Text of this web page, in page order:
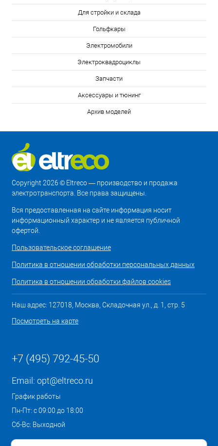
Для стройки и склада
Гольфкары
Электромобили
Электроквадроциклы
Запчасти
Аксессуары и тюнинг
Архив моделей
Copyright 2026 © Eltreco — производство и продажа
электротранспорта. Все права защищены.
Вся предоставленная на сайте информация носит
информационный характер и не является публичной
офертой.
Пользовательское соглашение
Политика в отношении обработки персональных данных
Политика в отношении обработки файлов cookies
Наш адрес: 127018, Москва, Складочная ул., д. 1, стр. 5
Посмотреть на карте
+7 (495) 792-45-50
Email: opt@eltreco.ru
График работы
Пн-Пт: с 09:00 до 18:00
Сб-Вс: Выходной